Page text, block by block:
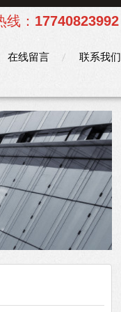
线： 17740823992
在线留言 联系我们